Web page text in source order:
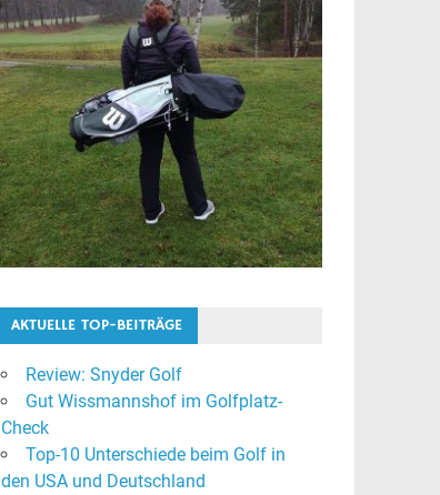
AKTUELLE TOP-BEITRÄGE
Review: Snyder Golf
Gut Wissmannshof im Golfplatz-
Check
Top-10 Unterschiede beim Golf in
den USA und Deutschland